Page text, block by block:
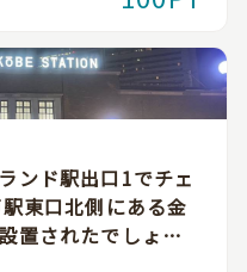
ンド駅出口1でチェ
東口北側にある金
置されたでしょ